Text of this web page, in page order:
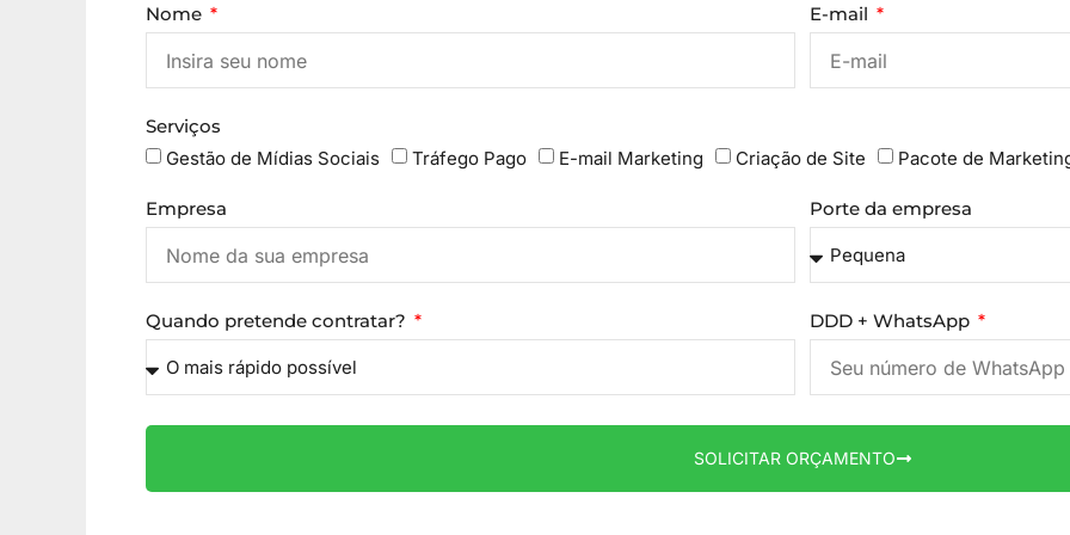
Nome E-mail
Serviços
Gestão de Mídias Sociais
Tráfego Pago E-mail Marketing Criação de Site Pacote de
Empresa Porte da empresa
Quando pretende contratar? DDD + WhatsApp
SOLICITAR ORÇAMENTO